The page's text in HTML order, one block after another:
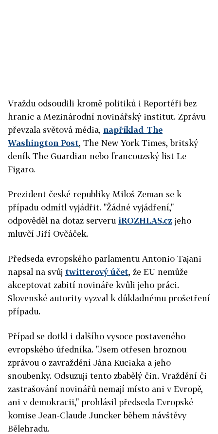
Vraždu odsoudili kromě politiků i Reportéři bez
hranic a Mezinárodní novinářský institut. Zprávu
převzala světová média, například The
Washington Post, The New York Times, britský
deník The Guardian nebo francouzský list Le
Figaro.
Prezident české republiky Miloš Zeman se k
případu odmítl vyjádřit. "Žádné vyjádření,"
odpověděl na dotaz serveru iROZHLAS.cz jeho
mluvčí Jiří Ovčáček.
Předseda evropského parlamentu Antonio Tajani
napsal na svůj twitterový účet, že EU nemůže
akceptovat zabití novináře kvůli jeho práci.
Slovenské autority vyzval k důkladnému prošetření
případu.
Případ se dotkl i dalšího vysoce postaveného
evropského úředníka. "Jsem otřesen hroznou
zprávou o zavraždění Jána Kuciaka a jeho
snoubenky. Odsuzuji tento zbabělý čin. Vraždění či
zastrašování novinářů nemají místo ani v Evropě,
ani v demokracii," prohlásil předseda Evropské
komise Jean-Claude Juncker během návštěvy
Bělehradu.